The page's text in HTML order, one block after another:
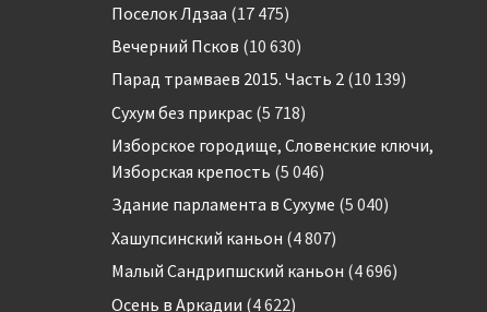
Поселок Лдзаа (17 475)
Вечерний Псков (10 630)
Парад трамваев 2015. Часть 2 (10 139)
Сухум без прикрас (5 718)
Изборское городище, Словенские ключи,
Изборская крепость (5 046)
Здание парламента в Сухуме (5 040)
Хашупсинский каньон (4 807)
Малый Сандрипшский каньон (4 696)
Осень в Аркадии (4 622)